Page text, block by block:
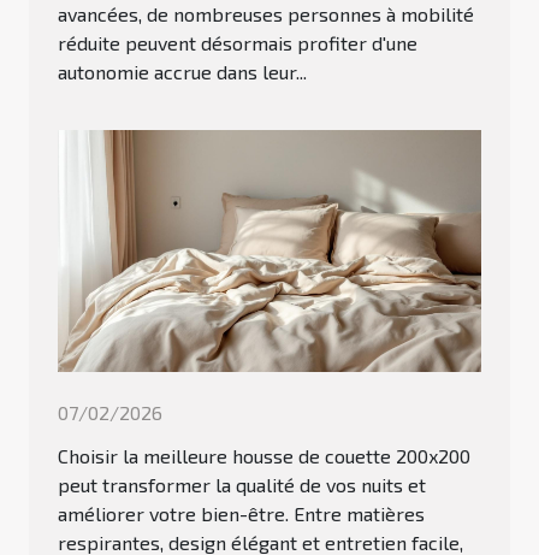
avancées, de nombreuses personnes à mobilité
réduite peuvent désormais profiter d'une
autonomie accrue dans leur...
07/02/2026
Choisir la meilleure housse de couette 200x200
peut transformer la qualité de vos nuits et
améliorer votre bien-être. Entre matières
respirantes, design élégant et entretien facile,